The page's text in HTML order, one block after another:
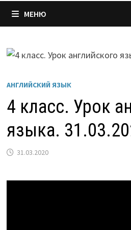
МЕНЮ
АНГЛИЙСКИЙ ЯЗЫК
4 класс. Урок
языка.
31.03.2020